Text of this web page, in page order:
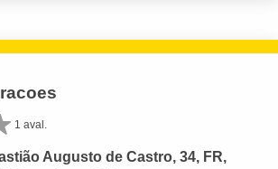
1 aval.
Augusto de Castro, 34, FR,